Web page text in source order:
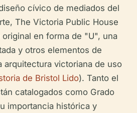
cívico de mediados del
The Victoria Public House
en forma de "U", una
y otros elementos de
arquitectura victoriana de uso
de Bristol Lido). Tanto el
catalogados como Grado
importancia histórica y